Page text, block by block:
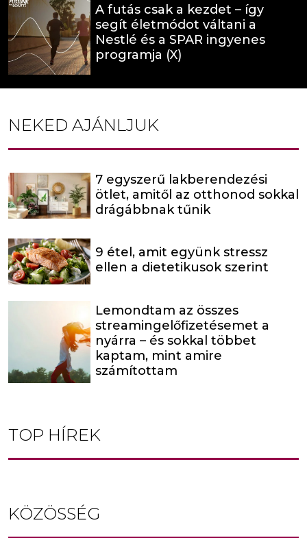
A futás csak a kezdet – így
segít életmódot váltani a
Nestlé és a SPAR ingyenes
programja (X)
NEKED AJÁNLJUK
7 egyszerű lakberendezési
ötlet, amitől az otthonod sokkal
drágábbnak tűnik
9 étel, amit együnk stressz
ellen a dietetikusok szerint
Lemondtam az összes
streamingelőfizetésemet a
nyárra – és sokkal többet
kaptam, mint amire
számítottam
TOP HÍREK
KÖZÖSSÉG